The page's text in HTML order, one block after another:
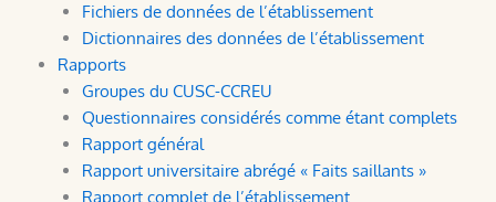
Fichiers de données de l’établissement
Dictionnaires des données de l’établissement
Rapports
Groupes du CUSC-CCREU
Questionnaires considérés comme étant complets
Rapport général
Rapport universitaire abrégé « Faits saillants »
Rapport complet de l’établissement